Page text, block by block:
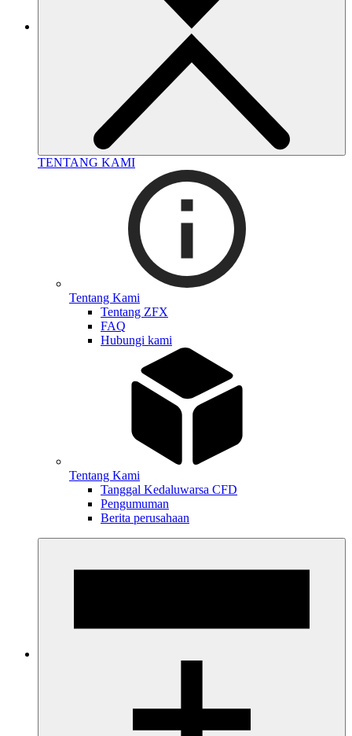
TENTANG KAMI
Tentang Kami
Tentang ZFX
FAQ
Hubungi kami
Tentang Kami
Tanggal Kedaluwarsa CFD
Pengumuman
Berita perusahaan